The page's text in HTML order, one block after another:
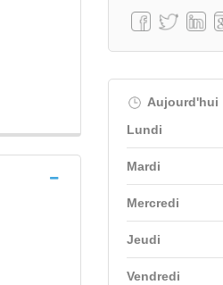
Aujourd'hui
Lundi
Mardi
Mercredi
Jeudi
Vendredi